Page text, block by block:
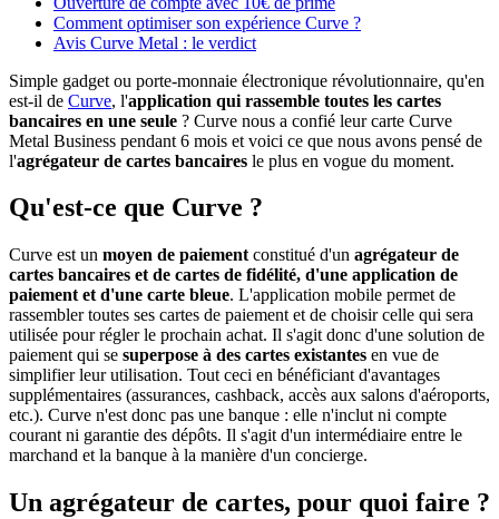
Comment optimiser son expérience Curve ?
Avis Curve Metal : le verdict
Simple gadget ou porte-monnaie électronique révolutionnaire, qu'en
est-il de Curve, l'application qui rassemble toutes les cartes
bancaires en une seule ? Curve nous a confié leur carte Curve
Metal Business pendant 6 mois et voici ce que nous avons pensé de
l'agrégateur de cartes bancaires le plus en vogue du moment.
Qu'est-ce que Curve ?
Curve est un moyen de paiement constitué d'un agrégateur de
cartes bancaires et de cartes de fidélité, d'une application de
paiement et d'une carte bleue. L'application mobile permet de
rassembler toutes ses cartes de paiement et de choisir celle qui sera
utilisée pour régler le prochain achat. Il s'agit donc d'une solution de
paiement qui se superpose à des cartes existantes en vue de
simplifier leur utilisation. Tout ceci en bénéficiant d'avantages
supplémentaires (assurances, cashback, accès aux salons d'aéroports,
etc.). Curve n'est donc pas une banque : elle n'inclut ni compte
courant ni garantie des dépôts. Il s'agit d'un intermédiaire entre le
marchand et la banque à la manière d'un concierge.
Un agrégateur de cartes, pour quoi faire ?